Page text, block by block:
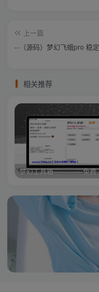
上一篇
--（源码）梦幻飞蛾pro 稳
相关推荐
梦幻工具箱————-免费